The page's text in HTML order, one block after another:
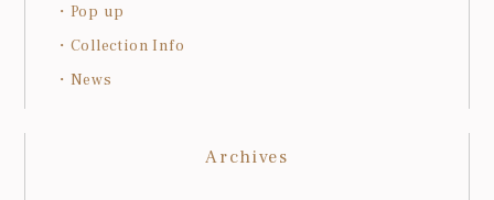
Pop up
Collection Info
News
Archives